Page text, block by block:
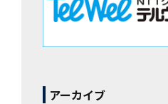
アーカイブ